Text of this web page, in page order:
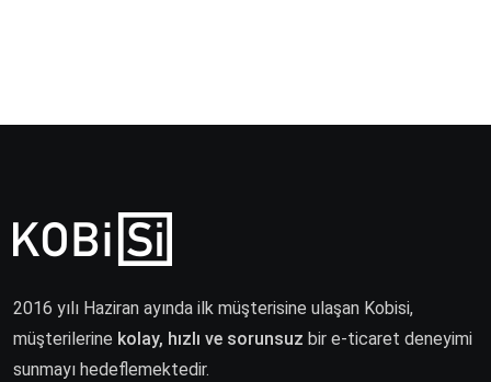
2016 yılı Haziran ayında ilk müşterisine ulaşan Kobisi,
müşterilerine kolay, hızlı ve sorunsuz bir e-ticaret deneyimi
sunmayı hedeflemektedir.